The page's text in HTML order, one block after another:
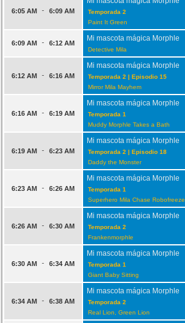
6:05 AM - 6:09 AM
Temporada 2
Paint It Green
6:09 AM - 6:12 AM
Mi mascota mágica Morphle
Detective Mila
6:12 AM - 6:16 AM
Mi mascota mágica Morphle
Temporada 2 | Episodio 15
Mirror Mila Mayhem
6:16 AM - 6:19 AM
Mi mascota mágica Morphle
Temporada 1
Muddy Morphle Takes a Bath
6:19 AM - 6:23 AM
Mi mascota mágica Morphle
Temporada 2 | Episodio 18
Daddy the Monster
6:23 AM - 6:26 AM
Mi mascota mágica Morphle
Temporada 1
Superhero Mila Chase Robofreeze
6:26 AM - 6:30 AM
Mi mascota mágica Morphle
Temporada 2
Frankenmorphle
6:30 AM - 6:34 AM
Mi mascota mágica Morphle
Temporada 1
Giant Baby Sitting
6:34 AM - 6:38 AM
Mi mascota mágica Morphle
Temporada 2
Real Lion, Green Lion